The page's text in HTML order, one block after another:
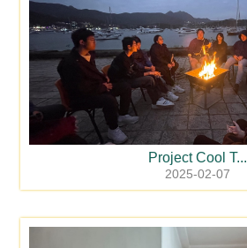
Project Cool T...
2025-02-07